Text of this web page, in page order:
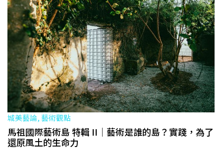
城美藝論, 藝術觀點
馬祖國際藝術島 特輯 II｜藝術是誰的島？實踐，為了
還原風土的生命力